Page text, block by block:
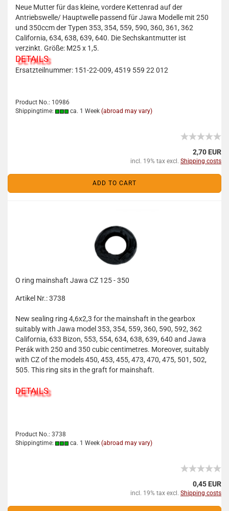
Neue Mutter für das kleine, vordere Kettenrad auf der
Antriebswelle/ Hauptwelle passend für Jawa Modelle mit 250
und 350ccm der Typen 353, 354, 559, 590, 360, 361, 362
California, 634, 638, 639, 640. Die Sechskantmutter ist
verzinkt. Größe: M25 x 1,5.
DETAILS
Ersatzteilnummer: 151-22-009, 4519 559 22 012
Product No.: 10986
Shippingtime:
ca. 1 Week (abroad may vary)
2,70 EUR
incl. 19% tax excl. Shipping costs
ADD TO CART
O ring mainshaft Jawa CZ 125 - 350
Artikel Nr.: 3738
New sealing ring 4,6x2,3 for the mainshaft in the gearbox
suitably with Jawa model 353, 354, 559, 360, 590, 592, 362
California, 633 Bizon, 553, 554, 634, 638, 639, 640 and Jawa
Perák with 250 and 350 cubic centimetres. Moreover, suitably
with CZ of the models 450, 453, 455, 473, 470, 475, 501, 502,
505. This ring sits in the graft for mainshaft.
DETAILS
Product No.: 3738
Shippingtime:
ca. 1 Week (abroad may vary)
0,45 EUR
incl. 19% tax excl. Shipping costs